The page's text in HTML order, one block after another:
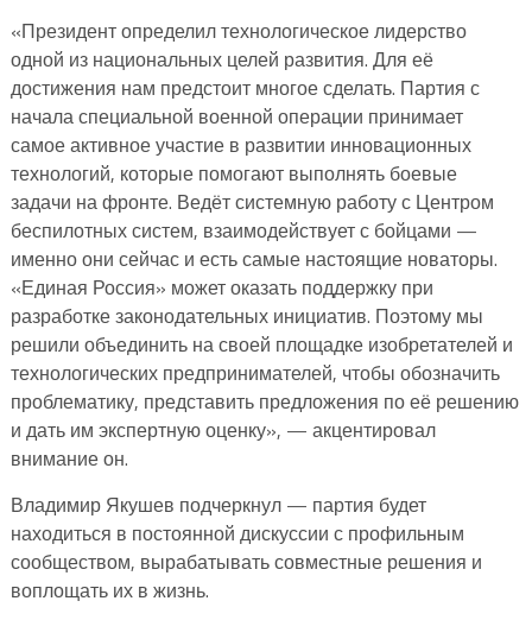
«Президент определил технологическое лидерство
одной из национальных целей развития. Для её
достижения нам предстоит многое сделать. Партия с
начала специальной военной операции принимает
самое активное участие в развитии инновационных
технологий, которые помогают выполнять боевые
задачи на фронте. Ведёт системную работу с Центром
беспилотных систем, взаимодействует с бойцами —
именно они сейчас и есть самые настоящие новаторы.
«Единая Россия» может оказать поддержку при
разработке законодательных инициатив. Поэтому мы
решили объединить на своей площадке изобретателей и
технологических предпринимателей, чтобы обозначить
проблематику, представить предложения по её решению
и дать им экспертную оценку», — акцентировал
внимание он.
Владимир Якушев подчеркнул — партия будет
находиться в постоянной дискуссии с профильным
сообществом, вырабатывать совместные решения и
воплощать их в жизнь.